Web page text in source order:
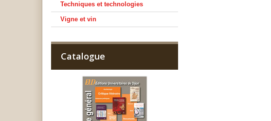
Techniques et technologies
Vigne et vin
Catalogue